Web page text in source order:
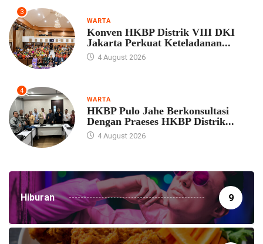
3
WARTA
Konven HKBP Distrik VIII DKI
Jakarta Perkuat Keteladanan...
4 August 2026
4
WARTA
HKBP Pulo Jahe Berkonsultasi
Dengan Praeses HKBP Distrik...
4 August 2026
Hiburan 9